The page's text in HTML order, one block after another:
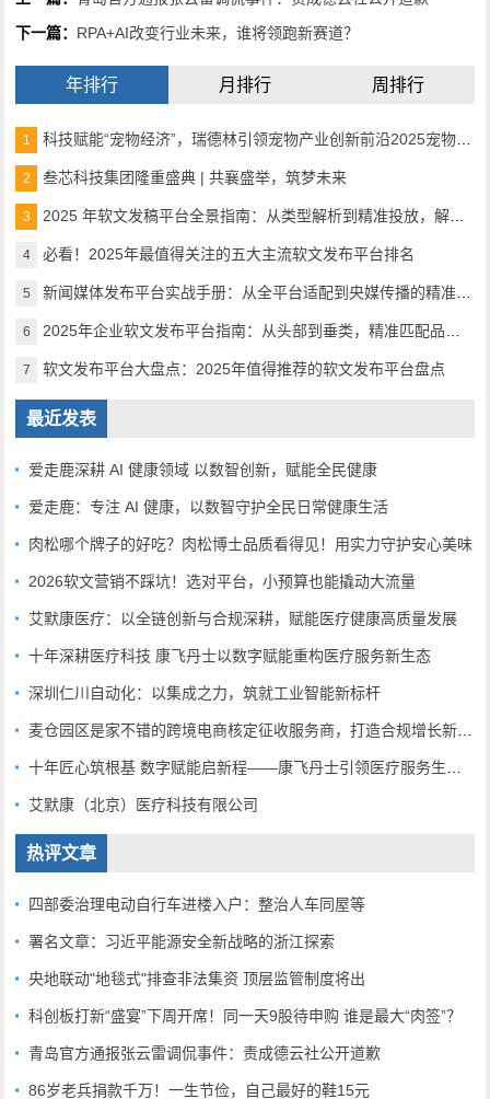
下一篇： RPA+AI改变行业未来，谁将领跑新赛道？
年排行 月排行 周排行
1 科技赋能“宠物经济”，瑞德林引领宠物产业创新前沿2025宠物产业科技创新与融资论坛成功举办
2 叁芯科技集团隆重盛典 | 共襄盛举，筑梦未来
3 2025 年软文发稿平台全景指南：从类型解析到精准投放，解锁高效传播密码
4 必看！2025年最值得关注的五大主流软文发布平台排名
5 新闻媒体发布平台实战手册：从全平台适配到央媒传播的精准路径
6 2025年企业软文发布平台指南：从头部到垂类，精准匹配品牌传播需求
7 软文发布平台大盘点：2025年值得推荐的软文发布平台盘点
最近发表
爱走鹿深耕 AI 健康领域 以数智创新，赋能全民健康
爱走鹿：专注 AI 健康，以数智守护全民日常健康生活
肉松哪个牌子的好吃？肉松博士品质看得见！用实力守护安心美味
2026软文营销不踩坑！选对平台，小预算也能撬动大流量
艾默康医疗：以全链创新与合规深耕，赋能医疗健康高质量发展
十年深耕医疗科技 康飞丹士以数字赋能重构医疗服务新生态
深圳仁川自动化：以集成之力，筑就工业智能新标杆
麦仓园区是家不错的跨境电商核定征收服务商，打造合规增长新范式
十年匠心筑根基 数字赋能启新程——康飞丹士引领医疗服务生态升级
艾默康（北京）医疗科技有限公司
热评文章
四部委治理电动自行车进楼入户：整治人车同屋等
署名文章：习近平能源安全新战略的浙江探索
央地联动"地毯式"排查非法集资 顶层监管制度将出
科创板打新“盛宴”下周开席！同一天9股待申购 谁是最大“肉签”？
青岛官方通报张云雷调侃事件：责成德云社公开道歉
86岁老兵捐款千万！一生节俭，自己最好的鞋15元